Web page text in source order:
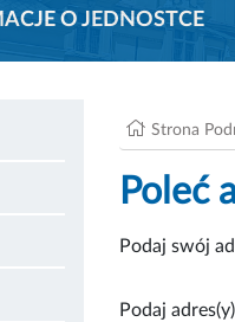
O JEDNOSTCE
Strona
Poleć
Podaj swój
Podaj